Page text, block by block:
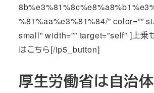
%81%aa%e3%81%84/” color=””
small” width=”” target=”self” ]上乗
はこちら[/ip5_button]
厚生労働省は自治